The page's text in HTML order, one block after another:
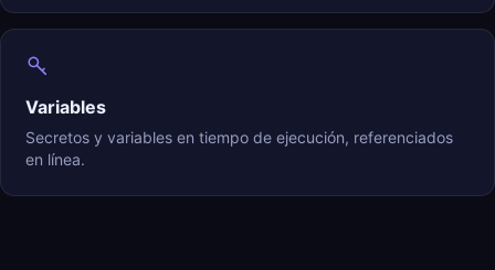
Variables
Secretos y variables en tiempo de ejecución, referenciados
en línea.